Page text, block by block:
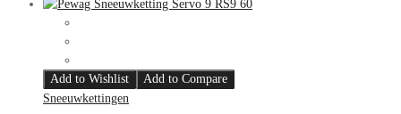
Add to Wishlist
Add to Compare
Sneeuwkettingen